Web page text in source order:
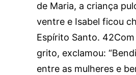
de Maria, a criança
ventre e Isabel ficou
Espírito Santo.
grito, exclamou:
entre as mulheres e